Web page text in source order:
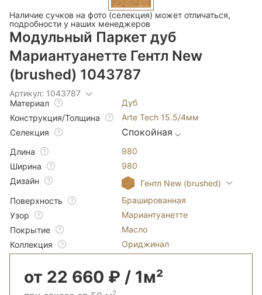
Наличие сучков на фото (селекция) может отличаться,
подробности у наших менеджеров
Модульный Паркет дуб
Мариантуанетте Гентл New
(brushed) 1043787
Артикул: 1043787
Материал
Дуб
Конструкция/Толщина
Arte Tech 15.5/4мм
Селекция
Спокойная
Длина
980
Ширина
980
Дизайн
Гентл New (brushed)
Поверхность
Брашированная
Узор
Мариантуанетте
Покрытие
Масло
Коллекция
Ориджинал
от 22 660 ₽ / 1м²
2